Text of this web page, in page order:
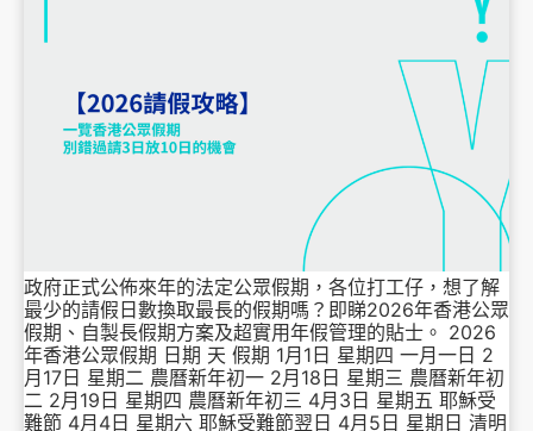
政府正式公佈來年的法定公眾假期，各位打工仔，想了解
最少的請假日數換取最長的假期嗎？即睇2026年香港公眾
假期、自製長假期方案及超實用年假管理的貼士。 2026
年香港公眾假期 日期 天 假期 1月1日 星期四 一月一日 2
月17日 星期二 農曆新年初一 2月18日 星期三 農曆新年初
二 2月19日 星期四 農曆新年初三 4月3日 星期五 耶穌受
難節 4月4日 星期六 耶穌受難節翌日 4月5日 星期日 清明